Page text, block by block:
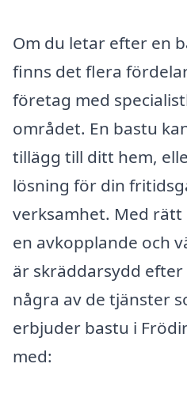
Om du letar efter en
finns det flera
företag med
området. En bastu
tillägg till ditt hem,
lösning för din
verksamhet. Med rätt
en avkopplande och
är skräddarsydd
några av de tjänster
erbjuder bastu i
med: